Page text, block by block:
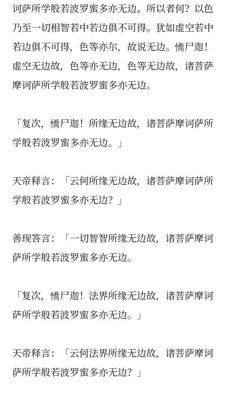
诃萨所学般若波罗蜜多亦无边。所以者何？以色
乃至一切相智若中若边俱不可得。犹如虚空若中
若边俱不可得，色等亦尔，故说无边。憍尸迦！
虚空无边故，色等亦无边，色等无边故，诸菩萨
摩诃萨所学般若波罗蜜多亦无边。
「复次，憍尸迦！所缘无边故，诸菩萨摩诃萨所
学般若波罗蜜多亦无边。」
天帝释言：「云何所缘无边故，诸菩萨摩诃萨所
学般若波罗蜜多亦无边？」
善现答言：「一切智智所缘无边故，诸菩萨摩诃
萨所学般若波罗蜜多亦无边。
「复次，憍尸迦！法界所缘无边故，诸菩萨摩诃
萨所学般若波罗蜜多亦无边。」
天帝释言：「云何法界所缘无边故，诸菩萨摩诃
萨所学般若波罗蜜多亦无边？」